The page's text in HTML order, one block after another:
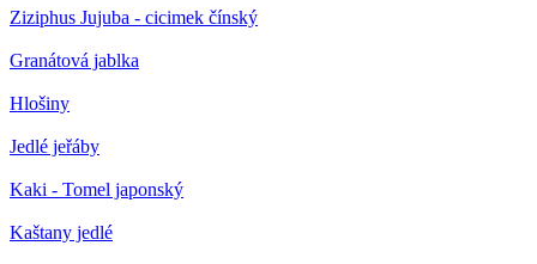
Ziziphus Jujuba - cicimek čínský
Granátová jablka
Hlošiny
Jedlé jeřáby
Kaki - Tomel japonský
Kaštany jedlé